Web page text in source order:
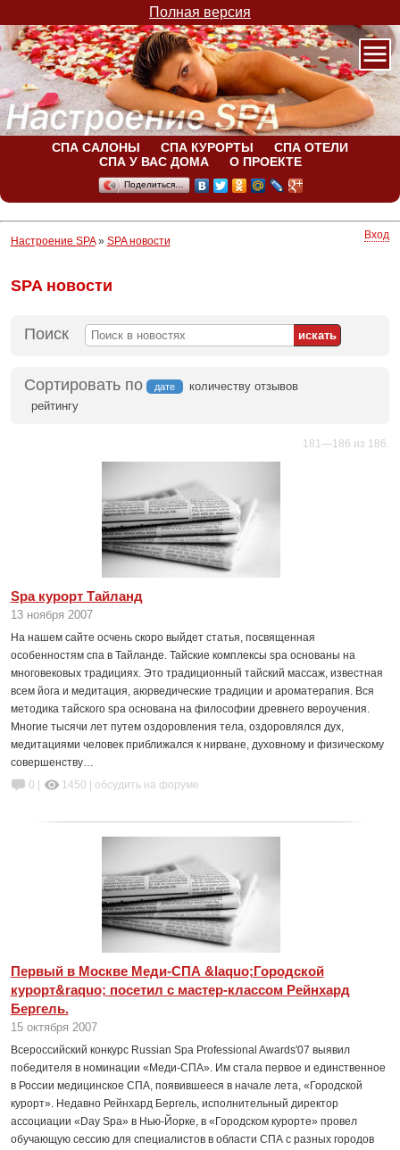
Полная версия
СПА САЛОНЫ СПА КУРОРТЫ
СПА ОТЕЛИ
СПА У ВАС ДОМА
О ПРОЕКТЕ
Поделиться…
Настроение SPA» SPA новости Вход
SPA новости
Поиск
Сортировать по дате
количеству отзывов
рейтингу
181—186 из 186.
Spa курорт Тайланд
13 ноября 2007
На нашем сайте осчень скоро выйдет статья, посвященная
особенностям спа в Тайланде. Тайские комплексы spa основаны на
многовековых традициях. Это традиционный тайский массаж, известная
всем йога и медитация, аюрведические традиции и ароматерапия. Вся
методика тайского spa основана на философии древнего вероучения.
Многие тысячи лет путем оздоровления тела, оздоровлялся дух,
медитациями человек приближался к нирване, духовному и физическому
совершенству…
0 |
1450 обсудить на форуме
Первый в Москве Меди-СПА &laquo;Городской
курорт&raquo; посетил с мастер-классом Рейнхард
Бергель.
15 октября 2007
Всероссийский конкурс Russian Spa Professional Awards'07 выявил
победителя в номинации «Меди-СПА». Им стала первое и единственное
в России медицинское СПА, появившееся в начале лета, «Городской
курорт». Недавно Рейнхард Бергель, исполнительный директор
ассоциации «Day Spa» в Нью-Йорке, в «Городском курорте» провел
обучающую сессию для специалистов в области СПА с разных городов